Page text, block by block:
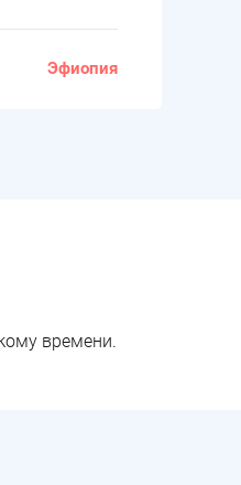
Эфиопия
времени.